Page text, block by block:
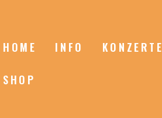
HOME INFO KONZERTE
SHOP